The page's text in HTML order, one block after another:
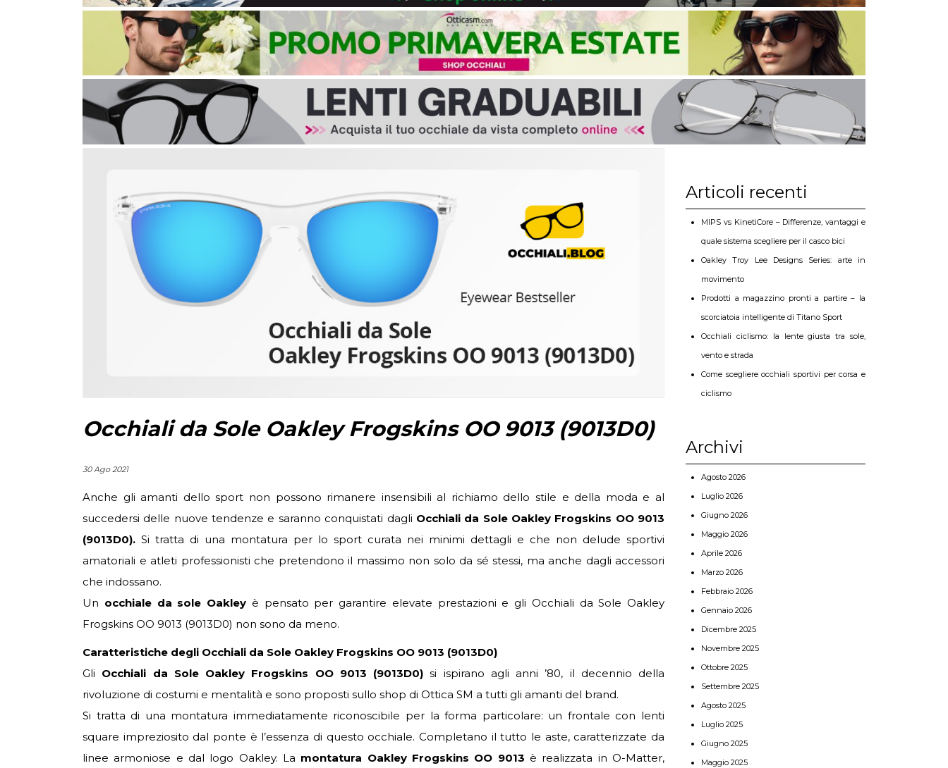
Occhiali da Sole Oakley Frogskins OO 9013 (9013D0)
30 Ago 2021
Anche gli amanti dello sport non possono rimanere insensibili al richiamo dello stile e della moda e al
succedersi delle nuove tendenze e saranno conquistati dagli Occhiali da Sole Oakley Frogskins OO 9013
(9013D0). Si tratta di una montatura per lo sport curata nei minimi dettagli e che non delude sportivi
amatoriali e atleti professionisti che pretendono il massimo non solo da sé stessi, ma anche dagli accessori
che indossano.
Un occhiale da sole Oakley è pensato per garantire elevate prestazioni e gli Occhiali da Sole Oakley
Frogskins OO 9013 (9013D0) non sono da meno.
Caratteristiche degli Occhiali da Sole Oakley Frogskins OO 9013 (9013D0)
Gli Occhiali da Sole Oakley Frogskins OO 9013 (9013D0) si ispirano agli anni ’80, il decennio della
rivoluzione di costumi e mentalità e sono proposti sullo shop di Ottica SM a tutti gli amanti del brand.
Si tratta di una montatura immediatamente riconoscibile per la forma particolare: un frontale con lenti
square impreziosito dal ponte è l’essenza di questo occhiale. Completano il tutto le aste, caratterizzate da
linee armoniose e dal logo Oakley. La montatura Oakley Frogskins OO 9013 è realizzata in O-Matter,
Articoli recenti
MIPS vs KinetiCore – Differenze, vantaggi e
quale sistema scegliere per il casco bici
Oakley Troy Lee Designs Series: arte in
movimento
Prodotti a magazzino pronti a partire – la
scorciatoia intelligente di Titano Sport
Occhiali ciclismo: la lente giusta tra sole,
vento e strada
Come scegliere occhiali sportivi per corsa e
ciclismo
Archivi
Agosto 2026
Luglio 2026
Giugno 2026
Maggio 2026
Aprile 2026
Marzo 2026
Febbraio 2026
Gennaio 2026
Dicembre 2025
Novembre 2025
Ottobre 2025
Settembre 2025
Agosto 2025
Luglio 2025
Giugno 2025
Maggio 2025